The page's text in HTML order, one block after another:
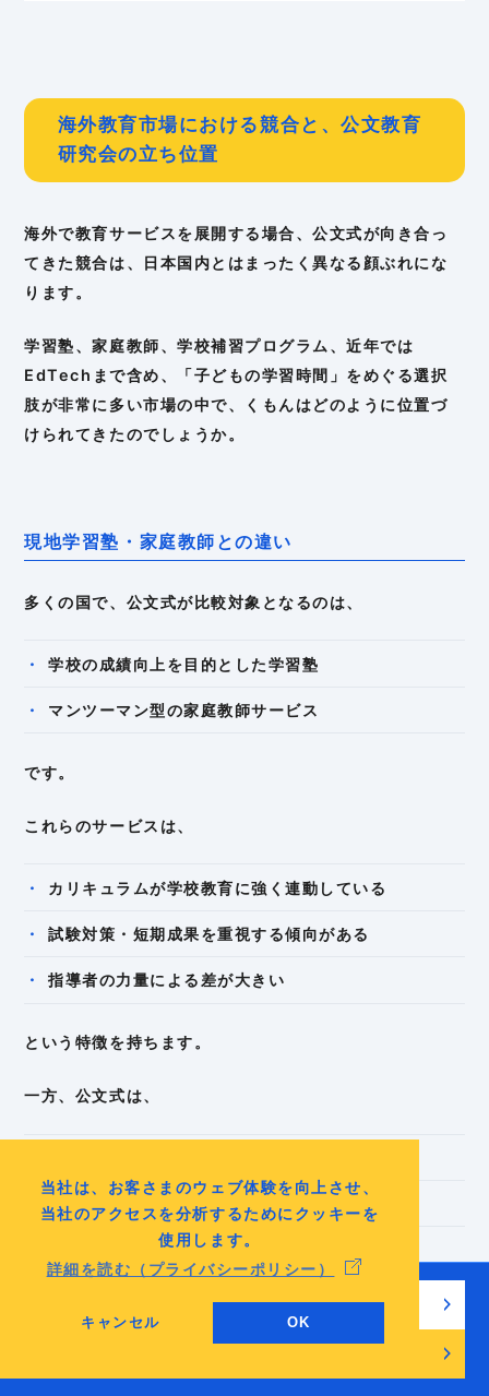
当社は、お客さまのウェブ体験を向上させ、
当社のアクセスを分析するためにクッキーを
使用します。
詳細を読む（プライバシーポリシー）
キャンセル OK
海外教育市場における競合と、公文教育
研究会の立ち位置
海外で教育サービスを展開する場合、公文式が向き合っ
てきた競合は、日本国内とはまったく異なる顔ぶれにな
ります。
学習塾、家庭教師、学校補習プログラム、近年では
EdTechまで含め、「子どもの学習時間」をめぐる選択
肢が非常に多い市場の中で、くもんはどのように位置づ
けられてきたのでしょうか。
現地学習塾・家庭教師との違い
多くの国で、公文式が比較対象となるのは、
学校の成績向上を目的とした学習塾
マンツーマン型の家庭教師サービス
です。
これらのサービスは、
カリキュラムが学校教育に強く連動している
試験対策・短期成果を重視する傾向がある
指導者の力量による差が大きい
という特徴を持ちます。
一方、公文式は、
長期的な基礎学力の積み上げを重視
教材と進度管理の標準化
という点で、競合とは異なる軸に立っていました。
その結果、「成績をすぐに上げたい層」ではなく、基礎
無料でチェックリストを見る